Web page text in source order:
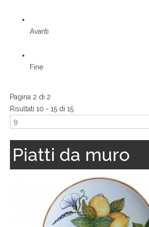
Avanti
Fine
Pagina 2 di 2
Risultati 10 - 15 di 15
Piatti da muro